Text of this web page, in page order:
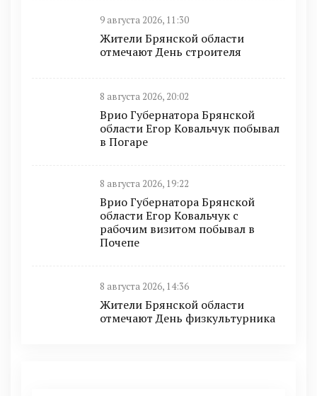
9 августа 2026, 11:30
Жители Брянской области
отмечают День строителя
8 августа 2026, 20:02
Врио Губернатора Брянской
области Егор Ковальчук побывал
в Погаре
8 августа 2026, 19:22
Врио Губернатора Брянской
области Егор Ковальчук с
рабочим визитом побывал в
Почепе
8 августа 2026, 14:36
Жители Брянской области
отмечают День физкультурника